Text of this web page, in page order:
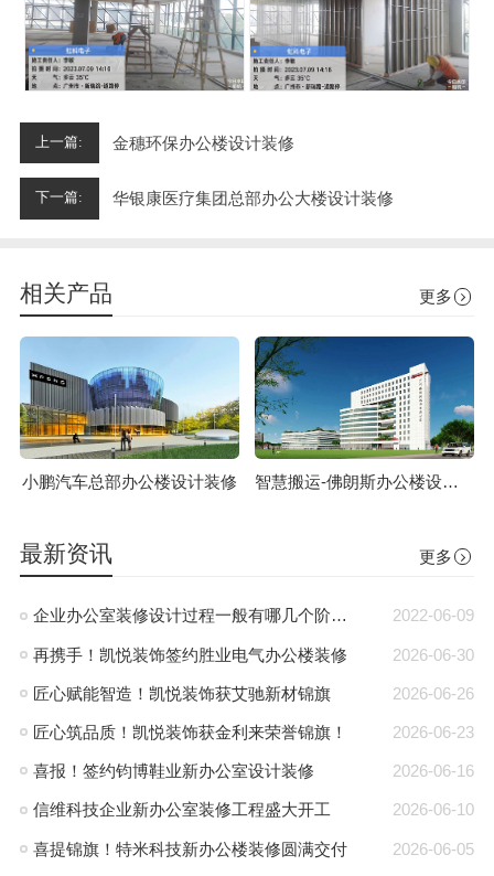
上一篇: 金穗环保办公楼设计装修
下一篇: 华银康医疗集团总部办公大楼设计装修
相关产品 更多
小鹏汽车总部办公楼设计装修 智慧搬运-佛朗斯办公楼设计装修
最新资讯 更多
2022-06-09
企业办公室装修设计过程一般有哪几个阶段?
2026-06-30
再携手！凯悦装饰签约胜业电气办公楼装修
2026-06-26
匠心赋能智造！凯悦装饰获艾驰新材锦旗
2026-06-23
匠心筑品质！凯悦装饰获金利来荣誉锦旗！
2026-06-16
喜报！签约钧博鞋业新办公室设计装修
2026-06-10
信维科技企业新办公室装修工程盛大开工
2026-06-05
喜提锦旗！特米科技新办公楼装修圆满交付